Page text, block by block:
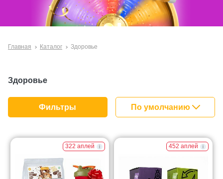
За покупками!
Главная Каталог Здоровье
Здоровье
Фильтры По умолчанию
322 аплей 452 аплей